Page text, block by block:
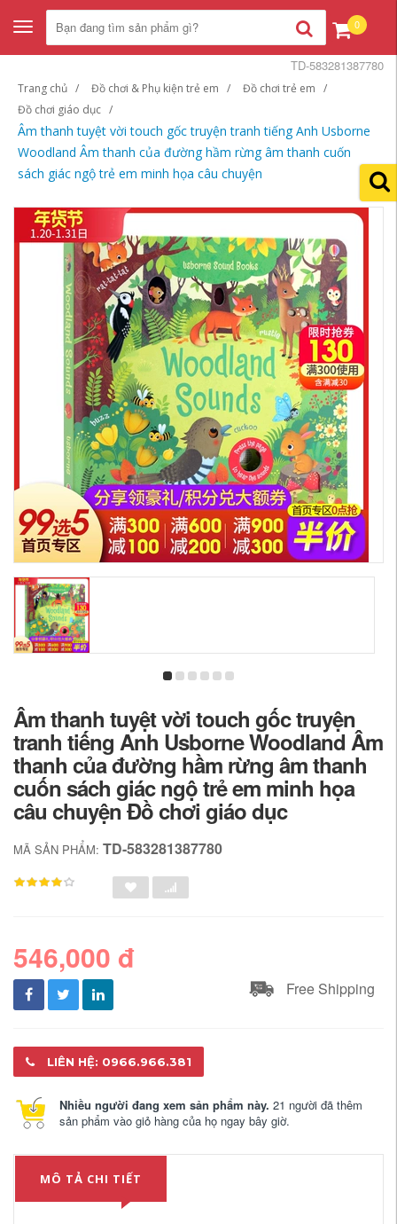
Toggle
navigation
0
Trang chủ Đồ chơi & Phụ kiện trẻ em
Đồ chơi trẻ em
Đồ chơi giáo dục
Âm thanh tuyệt vời touch gốc truyện tranh tiếng Anh Usborne
Woodland Âm thanh của đường hầm rừng âm thanh cuốn
sách giác ngộ trẻ em minh họa câu chuyện
TD-583281387780
Âm thanh tuyệt vời touch gốc truyện
tranh tiếng Anh Usborne Woodland Âm
thanh của đường hầm rừng âm thanh
cuốn sách giác ngộ trẻ em minh họa
câu chuyện Đồ chơi giáo dục
MÃ SẢN PHẨM: TD-583281387780
546,000 đ
Free Shipping
LIÊN HỆ: 0966.966.381
Nhiều người đang xem sản phẩm này. 21 người đã thêm
sản phẩm vào giỏ hàng của họ ngay bây giờ.
MÔ TẢ CHI TIẾT